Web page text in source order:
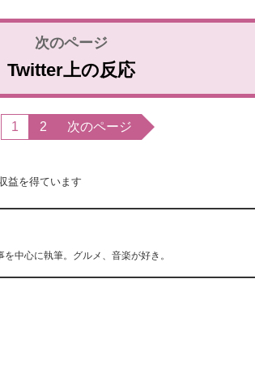
Twitter上の反応
1 2 次のページ
益を得ています
中心に執筆。グルメ、音楽が好き。